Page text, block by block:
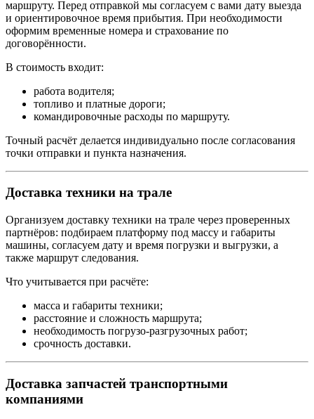
маршруту. Перед отправкой мы согласуем с вами дату выезда
и ориентировочное время прибытия. При необходимости
оформим временные номера и страхование по
договорённости.
В стоимость входит:
работа водителя;
топливо и платные дороги;
командировочные расходы по маршруту.
Точный расчёт делается индивидуально после согласования
точки отправки и пункта назначения.
Доставка техники на трале
Организуем доставку техники на трале через проверенных
партнёров: подбираем платформу под массу и габариты
машины, согласуем дату и время погрузки и выгрузки, а
также маршрут следования.
Что учитывается при расчёте:
масса и габариты техники;
расстояние и сложность маршрута;
необходимость погрузо-разгрузочных работ;
срочность доставки.
Доставка запчастей транспортными
компаниями